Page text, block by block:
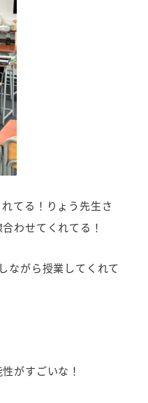
てる！りょう先生さ
わせてくれてる！
ながら授業してくれて
がすごいな！